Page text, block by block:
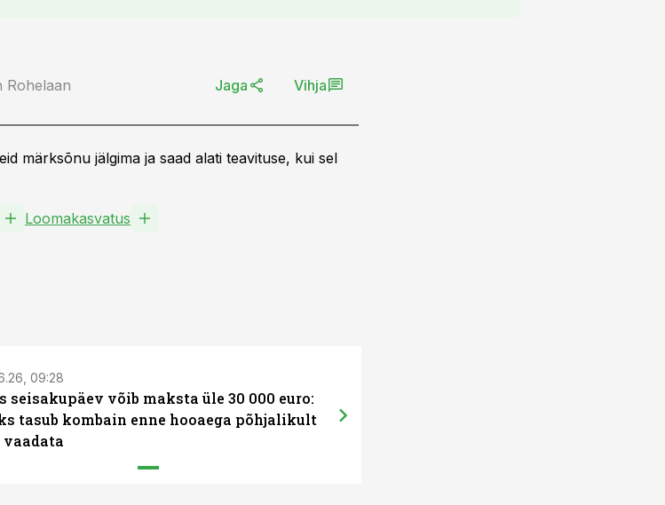
Rohelaan Jaga Vihja
märksõnu jälgima ja saad alati teavituse, kui sel
Loomakasvatus
09:28
seisakupäev võib maksta üle 30 000 euro:
tasub kombain enne hooaega põhjalikult
vaadata